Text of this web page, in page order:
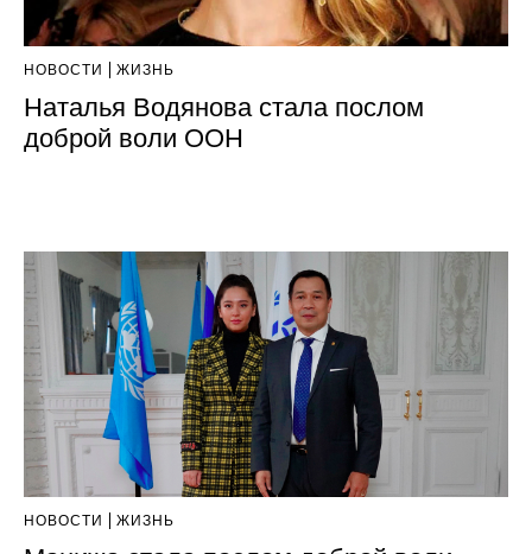
НОВОСТИ ЖИЗНЬ
Наталья Водянова стала послом
доброй воли ООН
НОВОСТИ ЖИЗНЬ